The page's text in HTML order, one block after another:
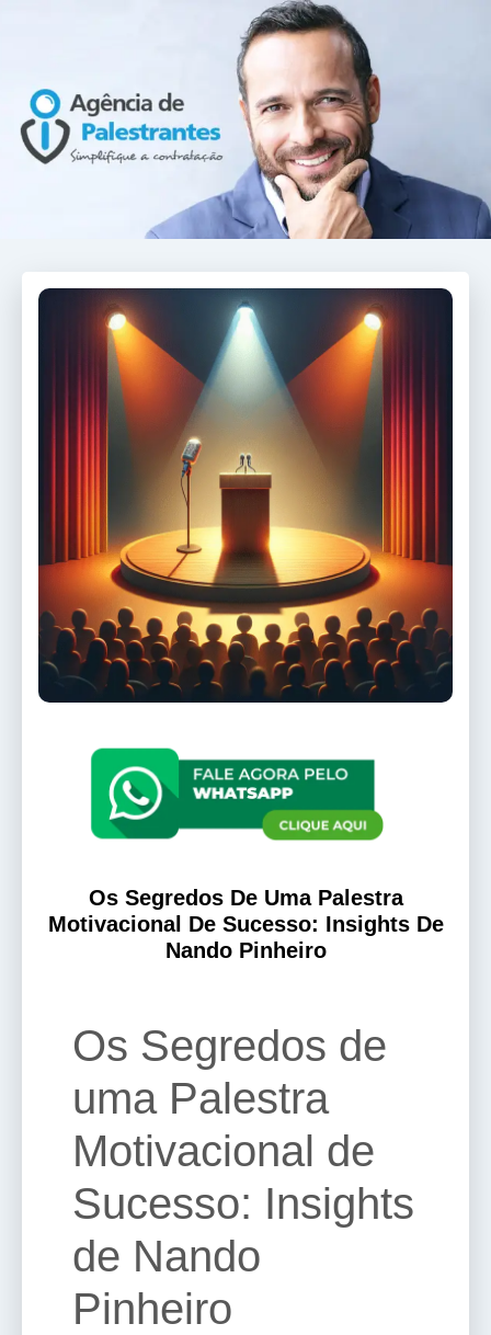
Os Segredos De Uma Palestra
Motivacional De Sucesso: Insights De
Nando Pinheiro
Os Segredos de
uma Palestra
Motivacional de
Sucesso: Insights
de Nando
Pinheiro